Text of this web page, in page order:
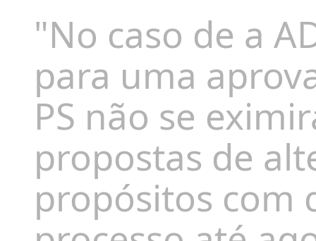
"No caso de a
para uma
PS não se
propostas de
propósitos com